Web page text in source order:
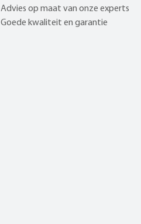
Advies op maat van onze experts
Goede kwaliteit en garantie